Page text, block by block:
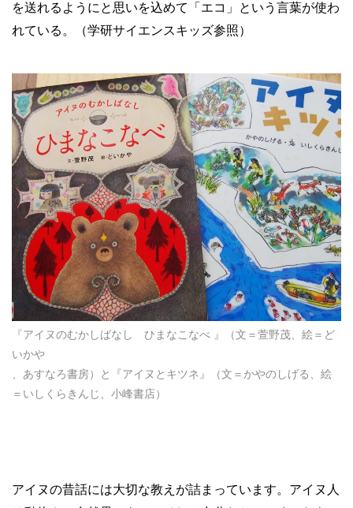
を送れるようにと思いを込めて「エコ」という言葉が使わ
れている。（学研サイエンスキッズ参照）
『アイヌのむかしばなし ひまなこなべ 』（文＝萱野茂、絵＝ど
いかや
、あすなろ書房）と『アイヌとキツネ』（文＝かやのしげる、絵
＝いしくらきんじ、小峰書店）
アイヌの昔話には大切な教えが詰まっています。アイヌ人